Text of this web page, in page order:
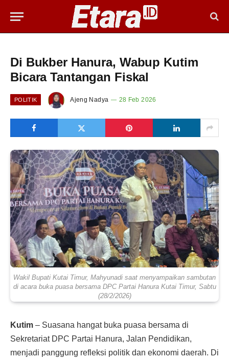
Di Bukber Hanura, Wabup Kutim
Bicara Tantangan Fiskal
POLITIK Ajeng Nadya 28 Feb 2026
Wakil Bupati Kutai Timur, Mahyunadi saat menyampaikan sambutan
di acara buka puasa bersama DPC Partai Hanura Kutai Timur, Sabtu
(28/2/2026)
Kutim – Suasana hangat buka puasa bersama di
Sekretariat DPC Partai Hanura, Jalan Pendidikan,
menjadi panggung refleksi politik dan ekonomi daerah. Di